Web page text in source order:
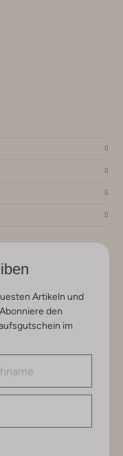
Artikeln und
den
im